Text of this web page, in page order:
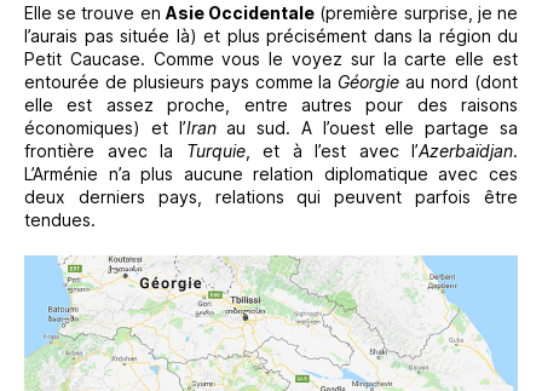
Elle se trouve en Asie Occidentale (première surprise, je ne
l’aurais pas située là) et plus précisément dans la région du
Petit Caucase. Comme vous le voyez sur la carte elle est
entourée de plusieurs pays comme la Géorgie au nord (dont
elle est assez proche, entre autres pour des raisons
économiques) et l’Iranau sud. A l’ouest elle partage sa
frontière avec la Turquie, et à l’est avec l’Azerbaïdjan.
L’Arménie n’a plus aucune relation diplomatique avec ces
deux derniers pays, relations qui peuvent parfois être
tendues.